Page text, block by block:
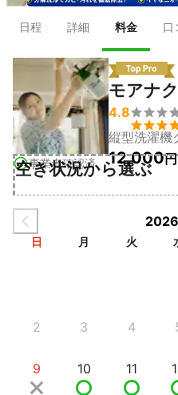
日程 詳細 料金 口
事業者確認済
モアナ
4.8
縦型洗濯機
12,000円
空き状況から選ぶ
日 月 火
2 3 4
9 10 11